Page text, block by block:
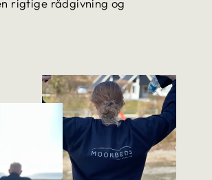
rigtige rådgivning og